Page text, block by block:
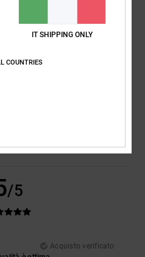
/5
Acquisto verificato
IT SHIPPING ONLY
COUNTRIES